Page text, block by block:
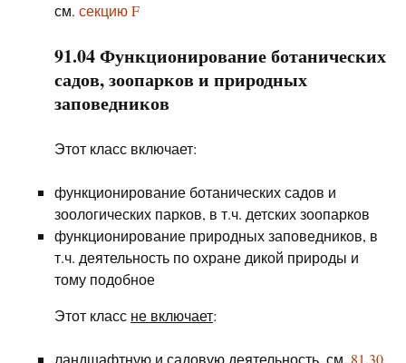
см. секцию F
91.04 Функционирование ботанических
садов, зоопарков и природных
заповедников
Этот класс включает:
функционирование ботанических садов и
зоологических парков, в т.ч. детских зоопарков
функционирование природных заповедников, в
т.ч. деятельность по охране дикой природы и
тому подобное
Этот класс не включает:
ландшафтную и садовую деятельность, см. 81.30